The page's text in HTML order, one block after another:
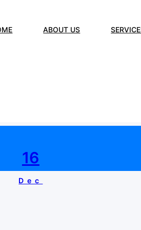
ABOUT US
16
Dec